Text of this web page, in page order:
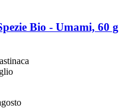
Bio -​ Umami, 60 g